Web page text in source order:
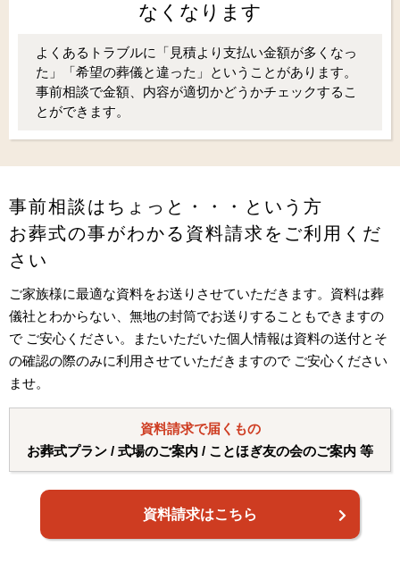
なくなります
よくあるトラブルに「見積より支払い金額が多くなっ
た」「希望の葬儀と違った」ということがあります。
事前相談で金額、内容が適切かどうかチェックするこ
とができます。
事前相談はちょっと・・・という方
お葬式の事がわかる資料請求をご利用くだ
さい
ご家族様に最適な資料をお送りさせていただきます。資料は葬
儀社とわからない、無地の封筒でお送りすることもできますの
で ご安心ください。またいただいた個人情報は資料の送付とそ
の確認の際のみに利用させていただきますので ご安心ください
ませ。
資料請求で届くもの
お葬式プラン / 式場のご案内 / ことほぎ友の会のご案内 等
資料請求はこちら